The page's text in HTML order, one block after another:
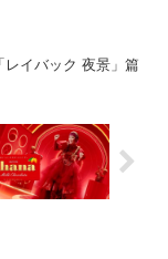
レイバック 夜景」篇